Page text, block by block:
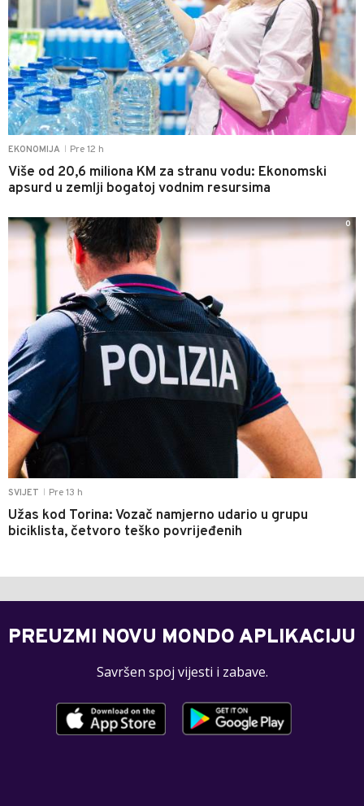
EKONOMIJA Pre 12 h
Više od 20,6 miliona KM za stranu vodu: Ekonomski
apsurd u zemlji bogatoj vodnim resursima
SVIJET Pre 13 h
Užas kod Torina: Vozač namjerno udario u grupu
biciklista, četvoro teško povrijeđenih
0
PREUZMI NOVU MONDO APLIKACIJU
Savršen spoj vijesti i zabave.